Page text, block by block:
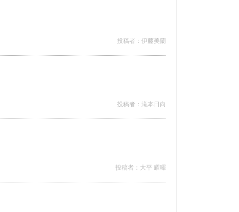
投稿者：伊藤美蘭
投稿者：滝本日向
投稿者：大平 耀暉